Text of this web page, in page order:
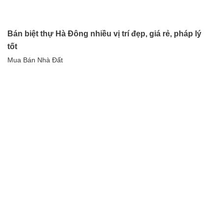
Bán biệt thự Hà Đông nhiều vị trí đẹp, giá rẻ, pháp lý
tốt
Mua Bán Nhà Đất